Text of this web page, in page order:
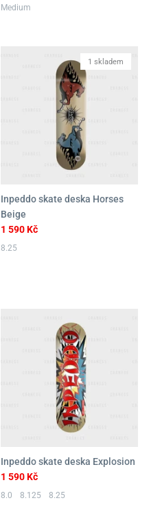
Medium
1 skladem
Inpeddo skate deska Horses
Beige
1 590 Kč
8.25
Inpeddo skate deska Explosion
1 590 Kč
8.0 8.125 8.25